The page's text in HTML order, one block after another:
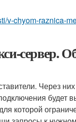
v-chyom-raznica-
сервер.
Через
будет
которой